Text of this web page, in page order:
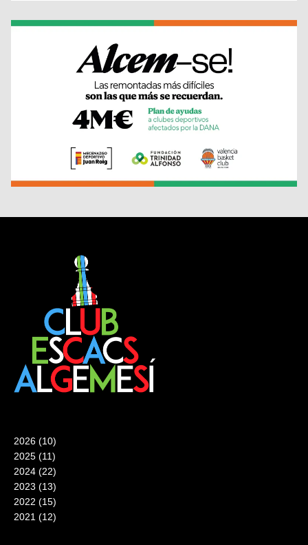
2026 (10)
2025 (11)
2024 (22)
2023 (13)
2022 (15)
2021 (12)